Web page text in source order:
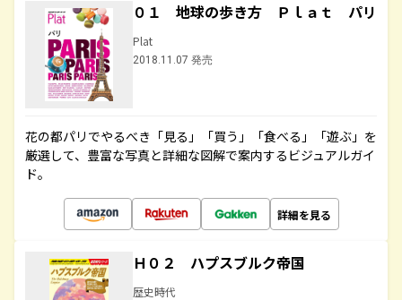
０１ 地球の歩き方 Ｐｌａｔ パリ
Plat
2018.11.07 発売
花の都パリでやるべき「見る」「買う」「食べる」「遊ぶ」を
厳選して、豊富な写真と詳細な図解で案内するビジュアルガイ
ド。
詳細を見る
Ｈ０２ ハプスブルク帝国
歴史時代